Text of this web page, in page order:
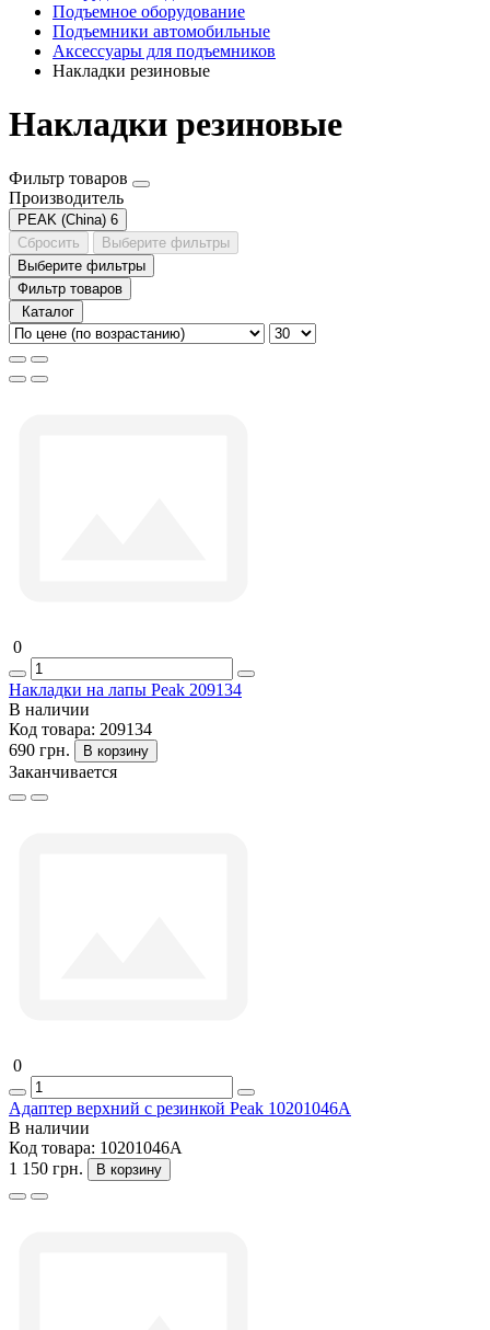
Подъемное оборудование
Подъемники автомобильные
Аксессуары для подъемников
Накладки резиновые
Накладки резиновые
Фильтр товаров
Производитель
PEAK (China) 6
Сбросить
Выберите фильтры
Выберите фильтры
Фильтр товаров
Каталог
0
Накладки на лапы Peak 209134
В наличии
Код товара: 209134
690 грн.
В корзину
Заканчивается
0
Адаптер верхний с резинкой Peak 10201046A
В наличии
Код товара: 10201046A
1 150 грн.
В корзину